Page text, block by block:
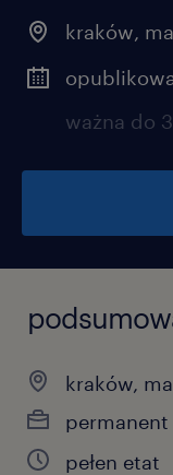
kraków,
ważna do
kraków,
permanent
pełen etat